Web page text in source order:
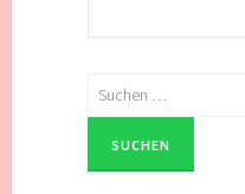
Suchen
nach: